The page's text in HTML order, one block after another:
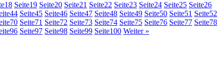
18 Seite19 Seite20 Seite21 Seite22 Seite23 Seite24 Seite25 Seite26
44 Seite45 Seite46 Seite47 Seite48 Seite49 Seite50 Seite51 Seite52
70 Seite71 Seite72 Seite73 Seite74 Seite75 Seite76 Seite77 Seite78
96 Seite97 Seite98 Seite99 Seite100 Weiter »